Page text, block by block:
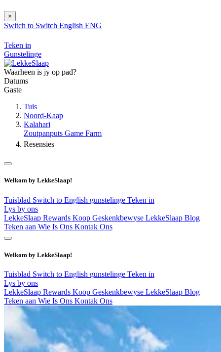
×
Switch to Switch English ENG
Teken in
Gunstelinge
Waarheen is jy op pad?
Datums
Gaste
Tuis
Noord-Kaap
Kalahari
Zoutpanputs Game Farm
Resensies
Welkom by LekkeSlaap!
Tuisblad Switch to English gunstelinge Teken in
Lys by ons
LekkeSlaap Rewards Koop Geskenkbewyse LekkeSlaap Blog
Teken aan Wie Is Ons Kontak Ons
Welkom by LekkeSlaap!
Tuisblad Switch to English gunstelinge Teken in
Lys by ons
LekkeSlaap Rewards Koop Geskenkbewyse LekkeSlaap Blog
Teken aan Wie Is Ons Kontak Ons